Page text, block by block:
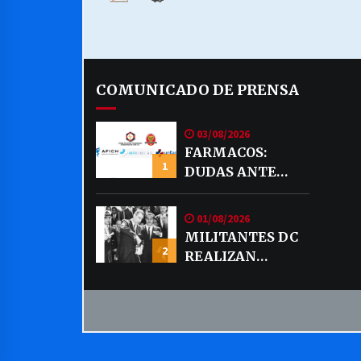
COMUNICADO DE PRENSA
1
03/08/2026
FARMACOS:
DUDAS ANTE
EVENTUAL
VENTA DE
MEDICAMENTOS
POR MERCADO
2
01/08/2026
MILITANTES DC
REALIZAN
PUBLICA SOBRE